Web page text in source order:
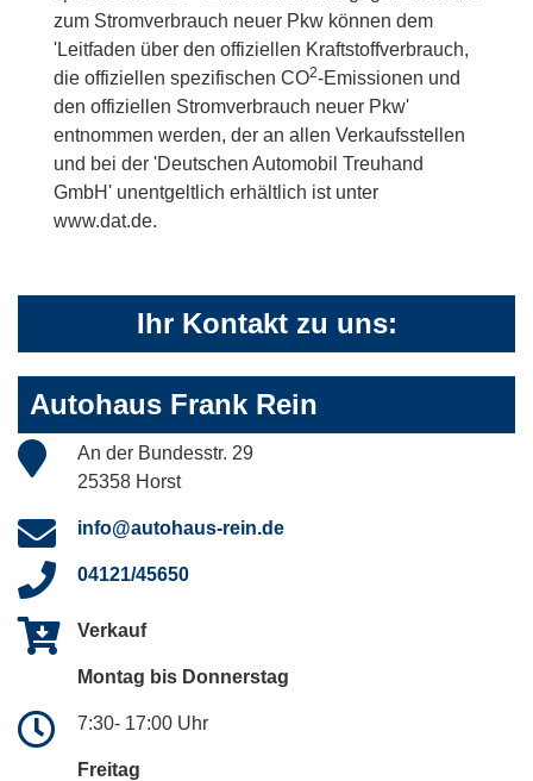
zum Stromverbrauch neuer Pkw können dem
'Leitfaden über den offiziellen Kraftstoffverbrauch,
die offiziellen spezifischen CO2-Emissionen und
den offiziellen Stromverbrauch neuer Pkw'
entnommen werden, der an allen Verkaufsstellen
und bei der 'Deutschen Automobil Treuhand
GmbH' unentgeltlich erhältlich ist unter
www.dat.de.
Ihr Kontakt zu uns:
Autohaus Frank Rein
An der Bundesstr. 29
25358 Horst
info@autohaus-rein.de
04121/45650
Verkauf
Montag bis Donnerstag
7:30- 17:00 Uhr
Freitag